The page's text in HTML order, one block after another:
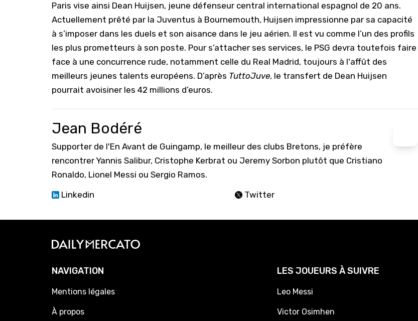
Paris vise ainsi Dean Huijsen, jeune défenseur central international espagnol de 20 ans.
Actuellement prêté par la Juventus à Bournemouth, Huijsen impressionne par sa capacité
à s’imposer dans les duels et son aisance dans le jeu aérien. Il est vu comme l’un des profils
les plus prometteurs à son poste. Pour s’attacher ses services, le PSG devra toutefois faire
face à une concurrence rude, notamment celle du Real Madrid, toujours à l'affût des
meilleurs jeunes talents européens. D’après TuttoJuve, le transfert de Dean Huijsen
pourrait avoisiner les 42 millions d’euros.
Jean Bodéré
Supporter de l'En Avant de Guingamp, le meilleur des clubs Bretons, je préfère
rencontrer Yannis Salibur, Cristophe Kerbrat ou Jeremy Sorbon plutôt que Cristiano
Ronaldo, Lionel Messi ou Sergio Ramos.
Linkedin
Twitter
NAVIGATION
Mentions légales
À propos
LES JOUEURS À SUIVRE
Leo Messi
Victor Osimhen